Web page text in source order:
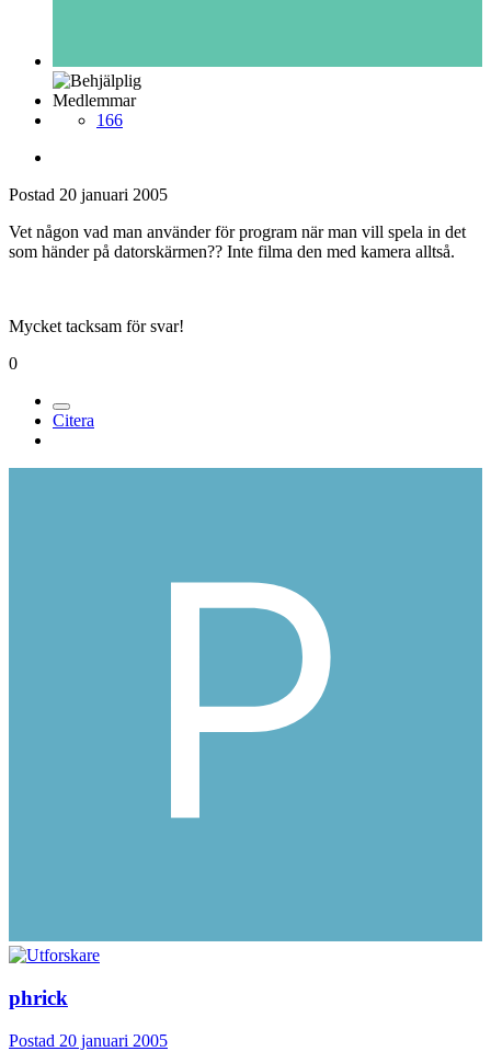
Medlemmar
166
Postad 20 januari 2005
Vet någon vad man använder för program när man vill spela in det
som händer på datorskärmen?? Inte filma den med kamera alltså.
Mycket tacksam för svar!
0
Citera
phrick
Postad 20 januari 2005